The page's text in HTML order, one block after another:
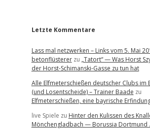
Letzte Kommentare
Lass mal netzwerken – Links vom 5. Mai
betonflüstererzu „Tatort“ — Was Horst
der Horst-Schimanski-Gasse zu tun hat
Alle Elfmeterschießen deutscher Clubs im
(und Losentscheide) – Trainer Baade zu
Elfmeterschießen, eine bayrische
live Spiele zu Hinter den Kulissen des
Mönchengladbach — Borussia Dortmund